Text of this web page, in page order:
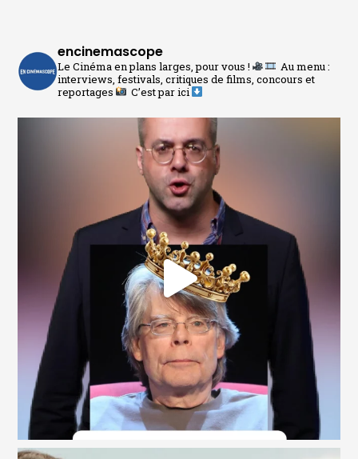
encinemascope
Le Cinéma en plans larges, pour vous !
Au menu :
interviews, festivals, critiques de films, concours et
reportages
C’est par ici